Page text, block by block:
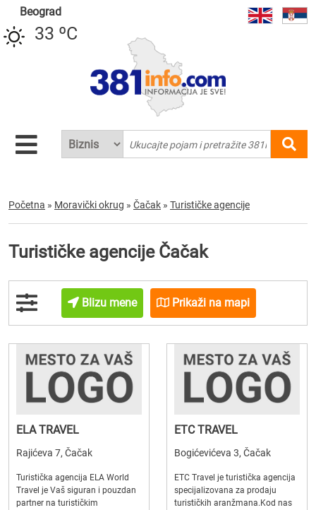
Beograd
33 ºC
Početna » Moravički okrug » Čačak » Turističke agencije
Turističke agencije Čačak
Blizu mene Prikaži na mapi
ELA TRAVEL
Rajićeva 7, Čačak
Turistička agencija ELA World
Travel je Vaš siguran i pouzdan
partner na turističkim
ETC TRAVEL
Bogićevićeva 3, Čačak
ETC Travel je turistička agencija
specijalizovana za prodaju
turističkih aranžmana.Kod nas